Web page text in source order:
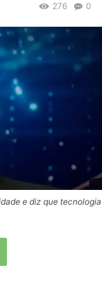
0
276
e diz que tecnologia